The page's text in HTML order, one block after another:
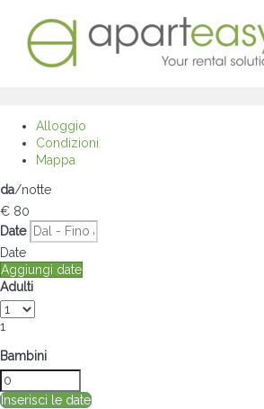
Alloggio
Condizioni
Mappa
da/notte
€ 80
Date
Date
Aggiungi date
Adulti
1
Bambini
Inserisci le date